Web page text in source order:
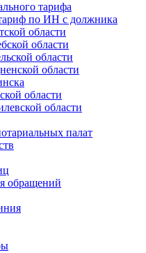
тарифа
по ИН с должника
области
области
области
области
области
области
палат
обращений